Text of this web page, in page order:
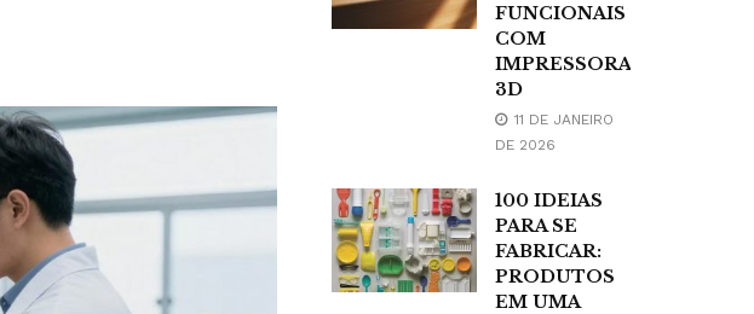
FUNCIONAIS
COM
IMPRESSORA
3D
11 DE JANEIRO
DE 2026
100 IDEIAS
PARA SE
FABRICAR:
PRODUTOS
EM UMA